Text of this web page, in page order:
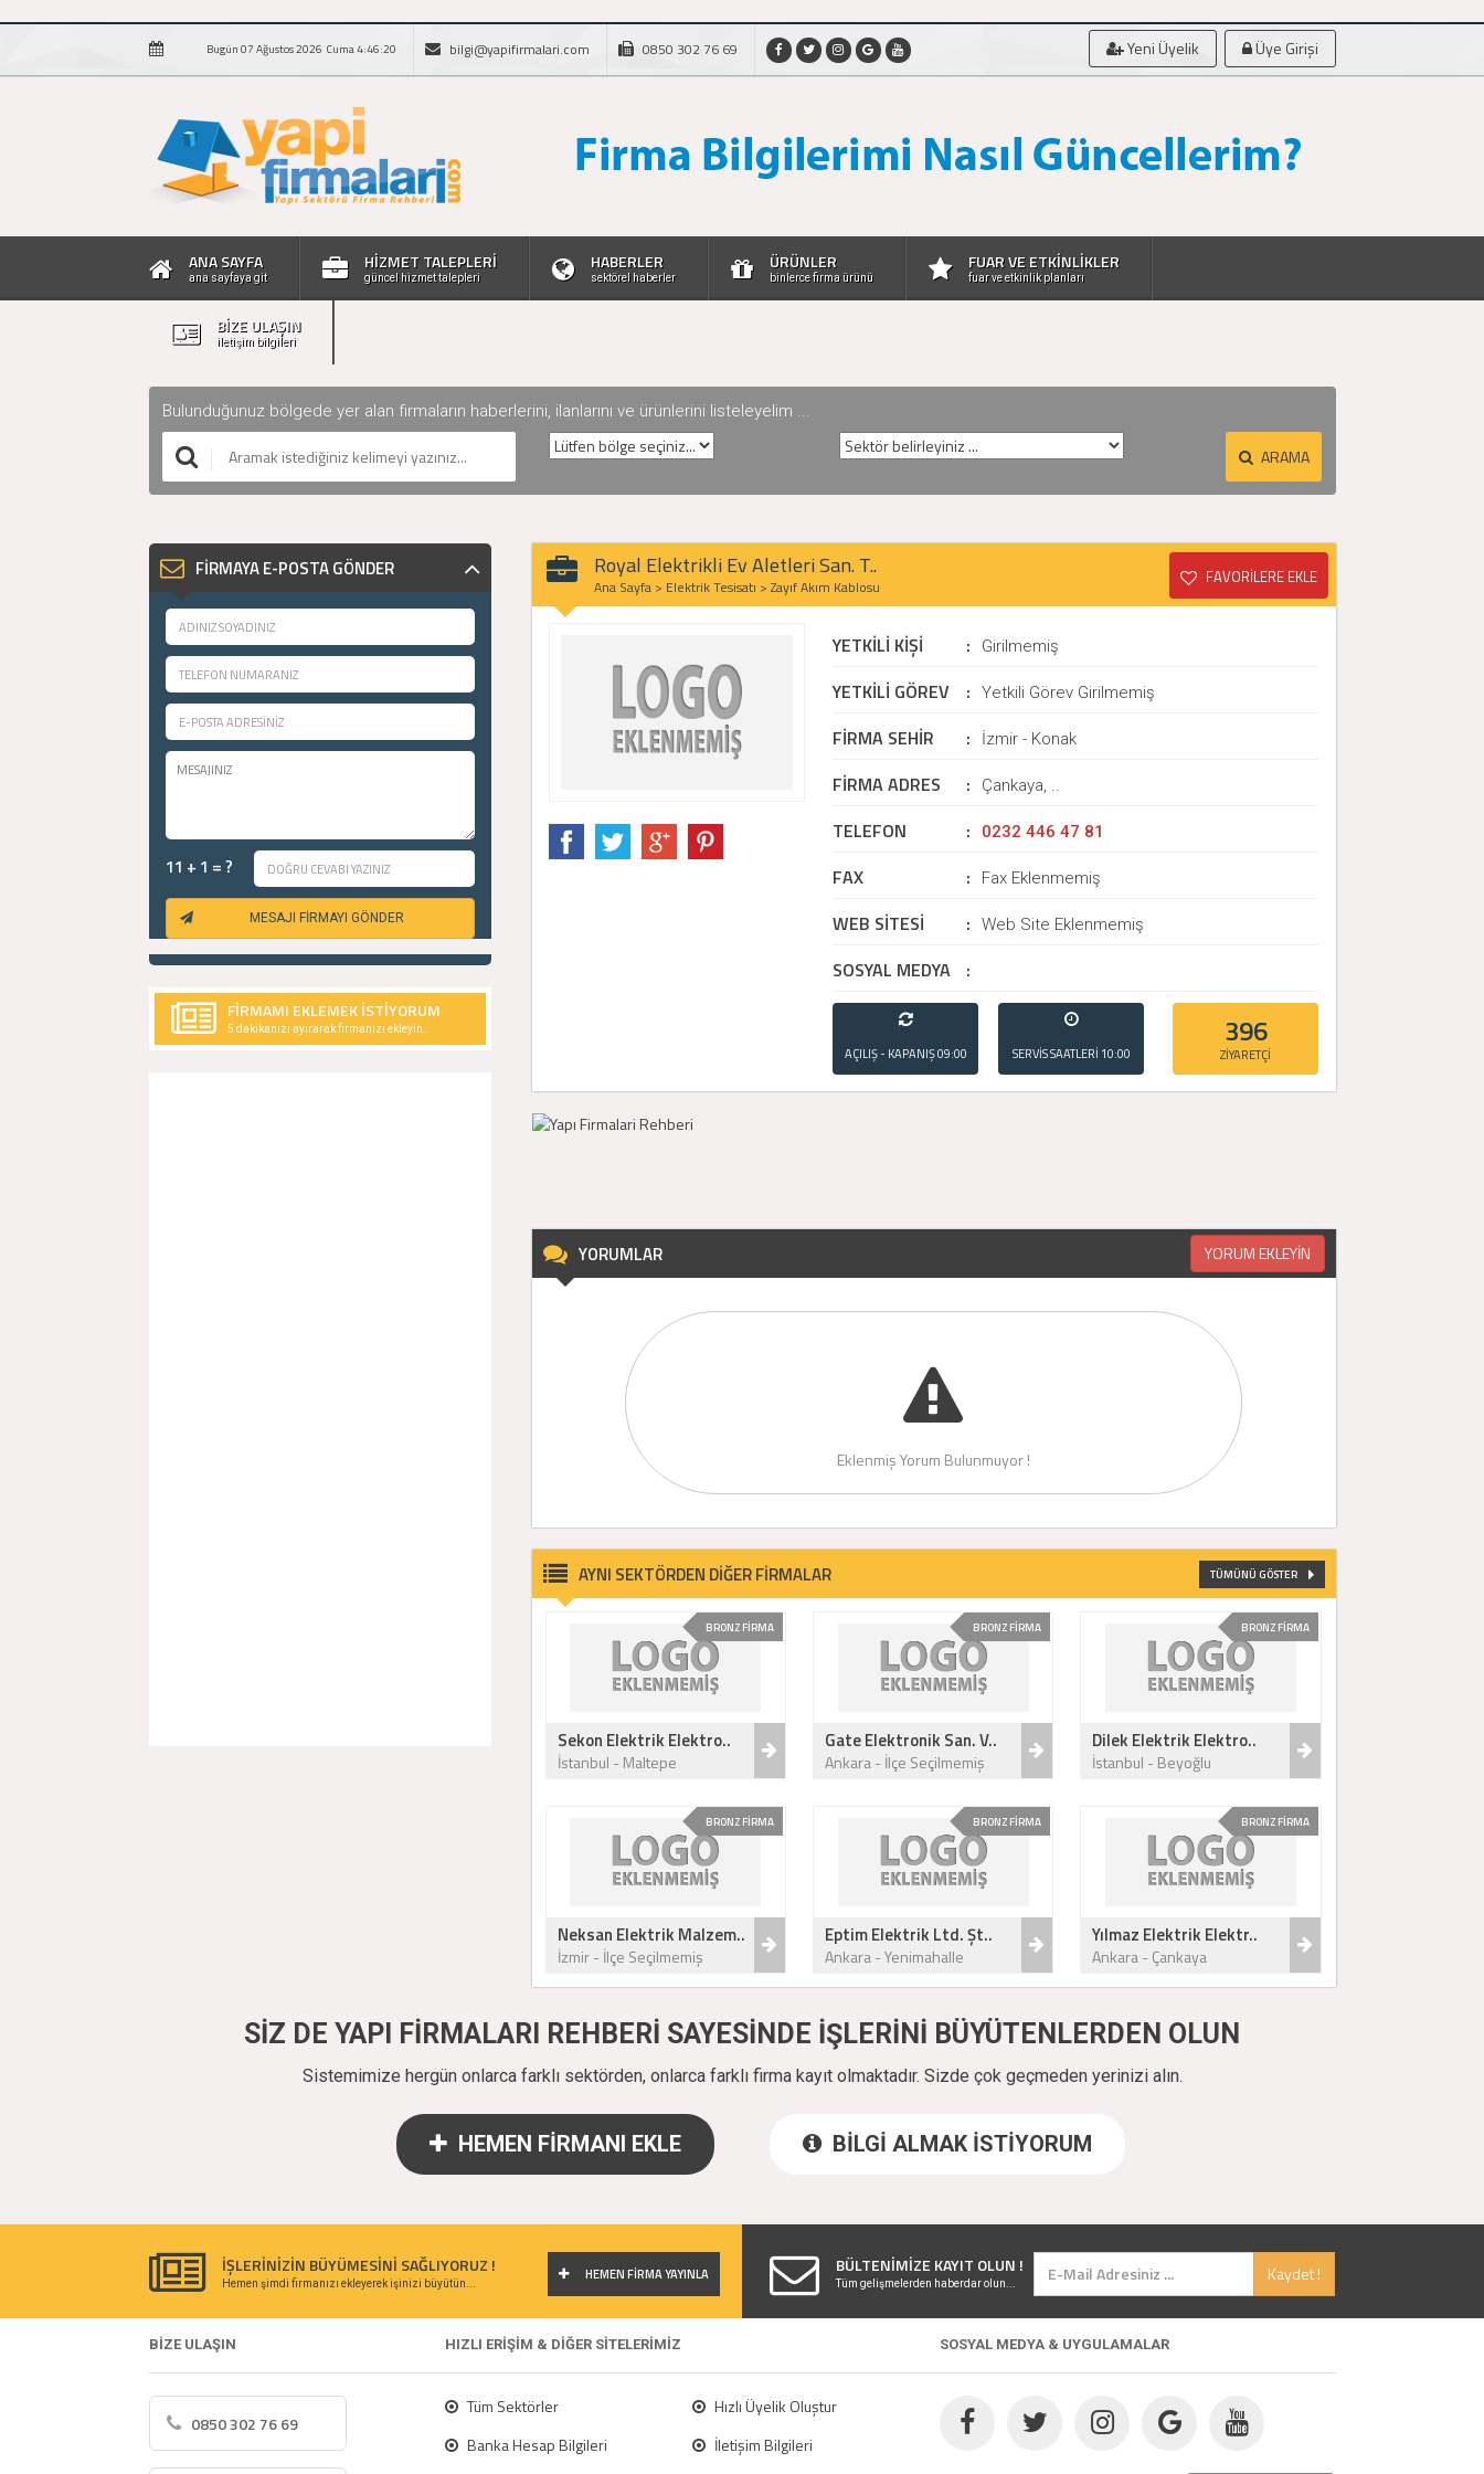
Bugün 07 Ağustos 2026 Cuma 4:46:21 bilgi@yapifirmalari.com 0850 302 76 69 Yeni Üyelik Üye Girişi
ANA SAYFA
ana sayfaya git
HİZMET TALEPLERİ
güncel hizmet talepleri
HABERLER
sektörel haberler
ÜRÜNLER
binlerce firma ürünü
FUAR VE ETKİNLİKLER
fuar ve etkinlik planları
BİZE ULAŞIN
iletişim bilgileri
Bulunduğunuz bölgede yer alan firmaların haberlerini, ilanlarını ve ürünlerini listeleyelim ...
ARAMA
FİRMAYA E-POSTA GÖNDER
11 + 1 = ?
MESAJI FİRMAYI GÖNDER
FİRMAMI EKLEMEK İSTİYORUM
5 dakikanızı ayırarak firmanızı ekleyin..
Royal Elektrikli Ev Aletleri San. T..
Ana Sayfa > Elektrik Tesisatı > Zayıf Akım Kablosu FAVORİLERE EKLE
YETKİLİ KİŞİ : Girilmemiş
YETKİLİ GÖREV : Yetkili Görev Girilmemiş
FİRMA SEHİR : İzmir - Konak
FİRMA ADRES : Çankaya, ..
TELEFON : 0232 446 47 81
FAX : Fax Eklenmemiş
WEB SİTESİ : Web Site Eklenmemiş
SOSYAL MEDYA :
AÇILIŞ - KAPANIŞ09:00
- 21:00
SERVİS SAATLERİ 10:00
- 20:00
396
ZİYARETÇİ
YORUMLAR YORUM EKLEYİN
Eklenmiş Yorum Bulunmuyor !
AYNI SEKTÖRDEN DİĞER FİRMALAR TÜMÜNÜ GÖSTER
BRONZ FİRMA
Sekon Elektrik Elektro..
İstanbul - Maltepe
BRONZ FİRMA
Gate Elektronik San. V..
Ankara - İlçe Seçilmemiş
BRONZ FİRMA
Dilek Elektrik Elektro..
İstanbul - Beyoğlu
BRONZ FİRMA
Neksan Elektrik Malzem..
İzmir - İlçe Seçilmemiş
BRONZ FİRMA
Eptim Elektrik Ltd. Şt..
Ankara - Yenimahalle
BRONZ FİRMA
Yılmaz Elektrik Elektr..
Ankara - Çankaya
SİZ DE YAPI FİRMALARI REHBERİ SAYESİNDE İŞLERİNİ BÜYÜTENLERDEN OLUN
Sistemimize hergün onlarca farklı sektörden, onlarca farklı firma kayıt olmaktadır. Sizde çok geçmeden yerinizi alın.
HEMEN FİRMANI EKLE BİLGİ ALMAK İSTİYORUM
İŞLERİNİZİN BÜYÜMESİNİ SAĞLIYORUZ ! HEMEN FİRMA YAYINLA
Hemen şimdi firmanızı ekleyerek işinizi büyütün...
BÜLTENİMİZE KAYIT OLUN ! Kaydet !
Tüm gelişmelerden haberdar olun...
BİZE ULAŞIN HIZLI ERİŞİM & DİĞER SİTELERİMİZ SOSYAL MEDYA & UYGULAMALAR
0850 302 76 69
Tüm Sektörler
Hızlı Üyelik Oluştur
Banka Hesap Bilgileri
İletişim Bilgileri